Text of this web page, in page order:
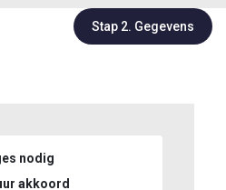
Stap 2. Gegevens
nodig
akkoord